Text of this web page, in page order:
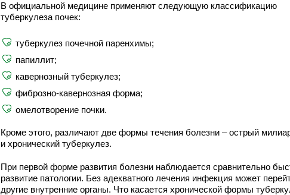
В официальной медицине применяют следующую классификацию
туберкулеза почек:
туберкулез почечной паренхимы;
папиллит;
кавернозный туберкулез;
фиброзно-кавернозная форма;
омелотворение почки.
Кроме этого, различают две формы течения болезни – острый
и хронический туберкулез.
При первой форме развития болезни наблюдается сравнительно
развитие патологии. Без адекватного лечения инфекция может
другие внутренние органы. Что касается хронической формы